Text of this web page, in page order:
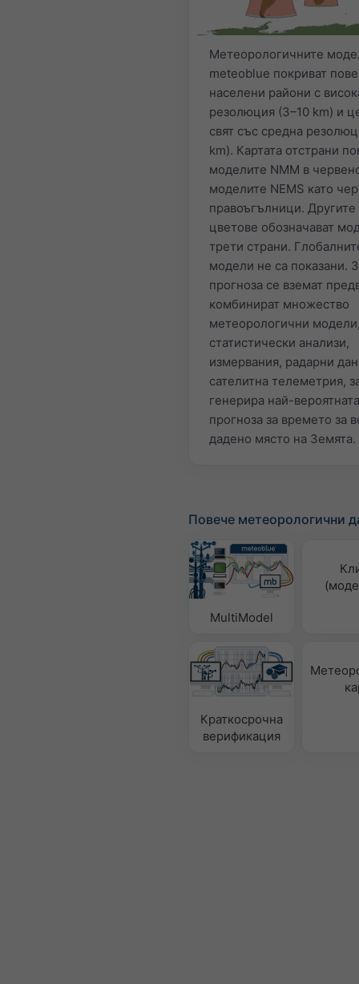
Метеорологичните
meteoblue покриват
населени райони с
резолюция (3–10 km) и
свят със средна
km). Картата отстрани
моделите NMM в
моделите NEMS като
правоъгълници. Другите
цветове обозначават
трети страни.
модели не са показани.
прогноза се вземат
комбинират множество
метеорологични
статистически анализи,
измервания, радарни
сателитна телеметрия,
генерира най-вероятната
прогноза за времето за
дадено място на Земята.
Повече метеорологични
MultiModel
Краткосрочна
верификация